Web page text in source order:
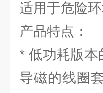
适用于危险环
产品特点：
* 低功耗版本
导磁的线圈